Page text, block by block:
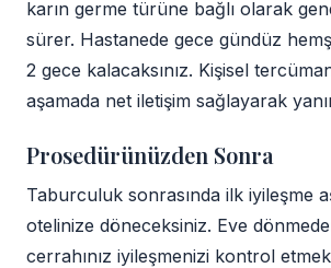
karın germe türüne bağlı olarak
sürer. Hastanede gece gündüz
2 gece kalacaksınız. Kişisel
aşamada net iletişim sağlayarak
Prosedürünüzden Sonra
Taburculuk sonrasında ilk iyileşme
otelinize döneceksiniz. Eve
cerrahınız iyileşmenizi kontrol